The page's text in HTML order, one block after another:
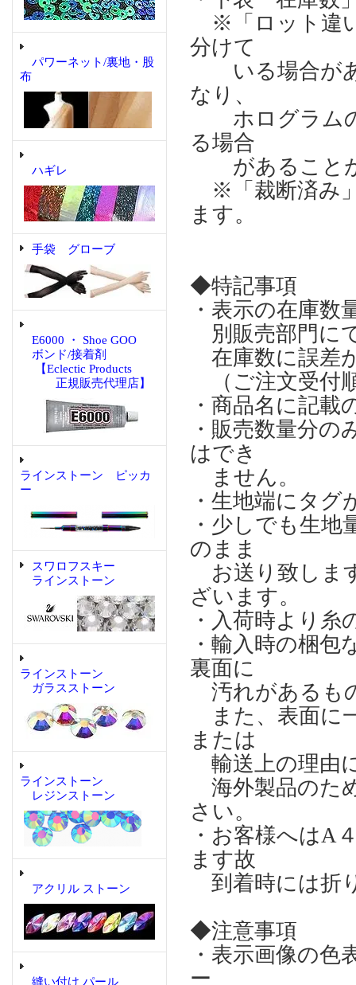
パワーネット/裏地・股
布
ハギレ
手袋 グローブ
E6000 ・ Shoe GOO
ボンド/接着剤
【Eclectic Products
正規販売代理店】
ラインストーン ピッカ
ー
スワロフスキー
ラインストーン
ラインストーン
ガラスストーン
ラインストーン
レジンストーン
アクリル ストーン
縫い付け パール
※「ロット違
分けて
いる場合があ
なり、
ホログラムの
る場合
があること
※「裁断済み
ます。
◆特記事項
・表示の在庫
別販売部門に
在庫数に誤差
（ご注文受付
・商品名に記
・販売数量分
はでき
ません。
・生地端にタ
・少しでも生
のまま
お送り致しま
ざいます。
・入荷時より
・輸入時の梱
裏面に
汚れがあるも
また、表面に
または
輸送上の理由
海外製品のた
さい。
・お客様へはA
ます故
到着時には折
◆注意事項
・表示画像の
ー